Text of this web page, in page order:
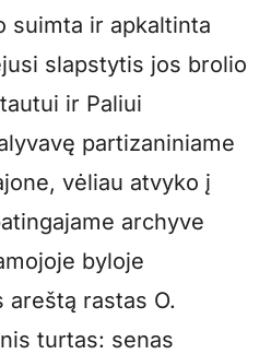
suimta ir apkaltinta
slapstytis jos brolio
ir Paliui
partizaniniame
vėliau atvyko į
archyve
byloje
rastas O.
turtas: senas